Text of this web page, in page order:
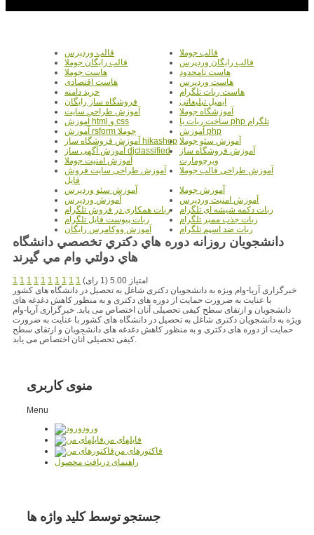
قالب جوملا
قالب وردپرس
قالب رایگان وردپرس
قالب رایگان جوملا
هاست نامحدود
هاست جوملا
هاست وردپرس
هاست اقتصادی
هاست ربات تلگرام
خرید دامنه
ایمیل تبلیغاتی
فروشگاه ساز رایگان
آموزشگاه جوملا
آموزش طراحی سایت
ساخت ربات با php تلگرام
آموزش html و css
آموزش php
آموزش rsform جوملا
آموزش سئو جوملا آموزش فروشگاه ساز hikashop
آموزش فروشگاه ساز
ویرچومارت
آموزش آگهی ساز djclassified
آموزش امنیت جوملا
آموزش طراحی قالب جوملا
آموزش طراحی سایت فروش
فایل
آموزش جوملا
آموزش سئو وردپرس
آموزش امنیت وردپرس
آموزش وردپرس
ربات دکمه شیشه ای تلگرام
ربات همکاری در فروش تلگرام
ربات جذب ممبر تلگرام
ربات پیوست فایل تلگرام
ربات ضد اسپم تلگرام
آموزش ووکامرس رایگان
دانشجويان روزانه دوره هاي دكتري تخصصي دانشگاه
هاي دولتي وام مي گيرند
1 1 1 1 1 1 1 1 1 1
امتیاز 5.00 (1 رای)
خبرگزاری آریا-وام ویژه به دانشجویان دکتری شاغل به تحصیل در دانشگاه های کشور
با عنایت به ضرورت حمایت از دوره های دکتری و به منظور کاهش دغدغه های
دانشجویان و ارتقای سطح کیفی تحصیلی آنان اختصاص می یابد. خبرگزاری آریا-وام
ویژه به دانشجویان دکتری شاغل به تحصیل در دانشگاه های کشور با عنایت به ضرورت
حمایت از دوره های دکتری و به منظور کاهش دغدغه های دانشجویان و ارتقای سطح
کیفی تحصیلی آنان اختصاص می یابد.
منوی کاربری
Menu
ورود
فایلهای من
فاکتورهای من
راهنمای دریافت محصول
جستجو توسط کلید واژه ها